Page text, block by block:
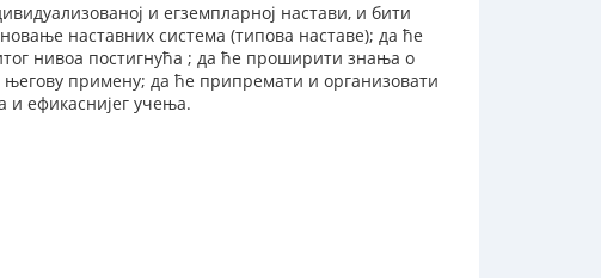
и егземпларној настави, и бити
наставних система (типова наставе); да ће
нивоа постигнућа ; да ће проширити знања о
примену; да ће припремати и организовати
и ефикаснијег учења.